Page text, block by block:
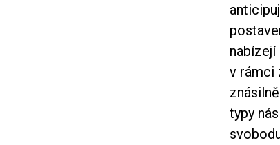
v rámci
typy